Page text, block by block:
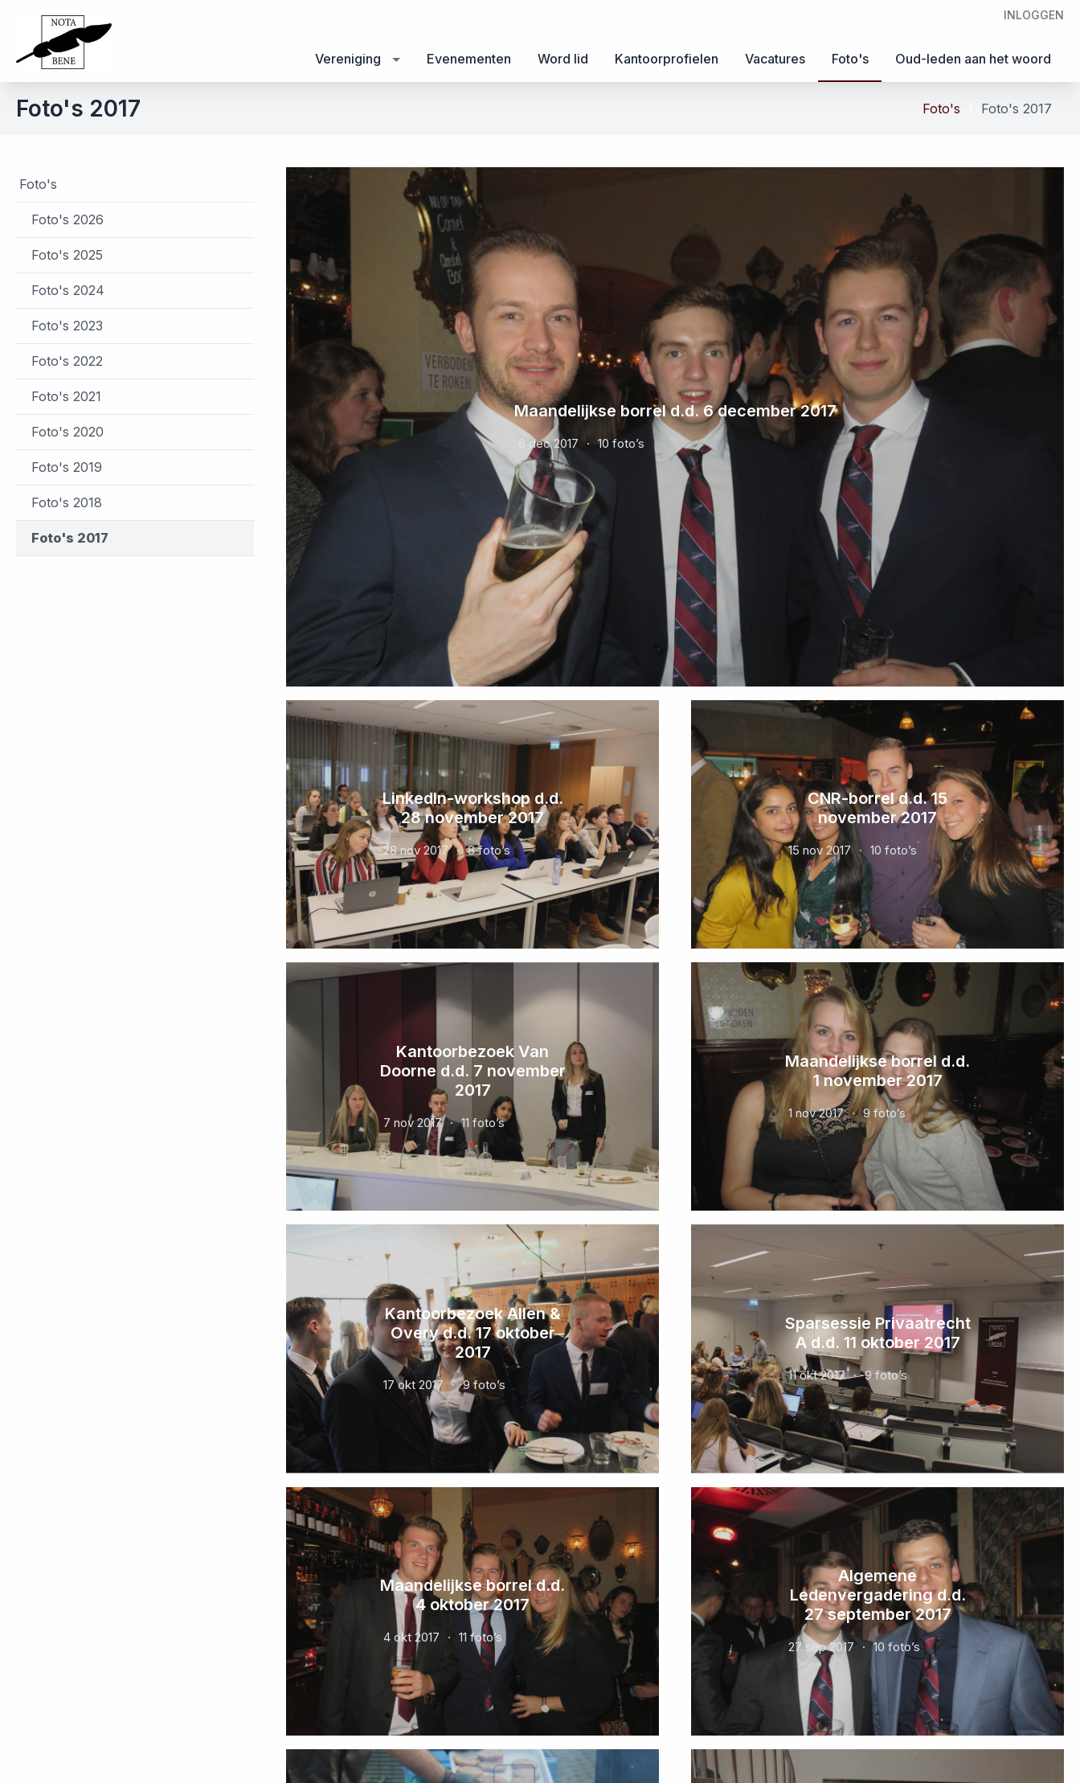
INLOGGEN
Vereniging Evenementen Word lid Kantoorprofielen Vacatures Foto's Oud-leden aan het woord
Foto's Foto's 2017
Foto's 2017
Foto's
Foto's 2026
Foto's 2025
Foto's 2024
Foto's 2023
Foto's 2022
Foto's 2021
Foto's 2020
Foto's 2019
Foto's 2018
Foto's 2017
Maandelijkse borrel d.d. 6 december 2017
6 dec 2017 10 foto’s
LinkedIn-workshop d.d.
28 november 2017
28 nov 2017 8 foto’s
CNR-borrel d.d. 15
november 2017
15 nov 2017 10 foto’s
Kantoorbezoek Van
Doorne d.d. 7 november
2017
7 nov 2017 11 foto’s
Maandelijkse borrel d.d.
1 november 2017
1 nov 2017 9 foto’s
Kantoorbezoek Allen &
Overy d.d. 17 oktober
2017
17 okt 2017 9 foto’s
Sparsessie Privaatrecht
A d.d. 11 oktober 2017
11 okt 2017 9 foto’s
Maandelijkse borrel d.d.
4 oktober 2017
4 okt 2017 11 foto’s
Algemene
Ledenvergadering d.d.
27 september 2017
27 sep 2017 10 foto’s